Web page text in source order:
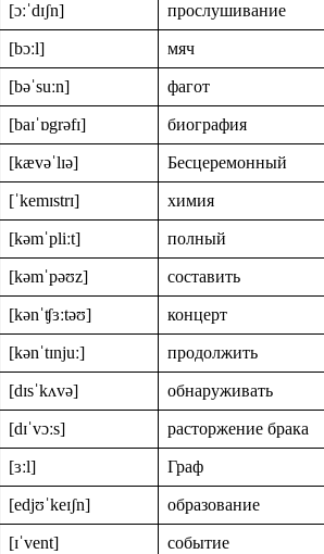
[ɔːˈdɪʃn] прослушивание
[bɔːl] мяч
[bəˈsuːn] фагот
[baɪˈɒgrəfɪ] биография
[kævəˈlɪə] Бесцеремонный
[ˈkemɪstrɪ] химия
[kəmˈpliːt] полный
[kəmˈpəʊz] составить
[kənˈʧɜːtəʊ] концерт
[kənˈtɪnjuː] продолжить
[dɪsˈkʌvə] обнаруживать
[dɪˈvɔːs] расторжение брака
[ɜːl] Граф
[edjʊˈkeɪʃn] образование
[ɪˈvent] событие